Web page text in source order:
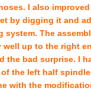
I also
by digging it and
system. The
well up to the right
the bad surprise. I
the left half
with the